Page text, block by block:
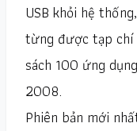
USB khỏi hệ
từng được tạp chí
sách 100 ứng
2008.
Phiên bản mới